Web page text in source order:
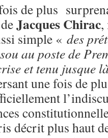
de plus
JacquesChirac,
simple « des
au poste de
et tenu jusque
une fois de
décrit plus haut